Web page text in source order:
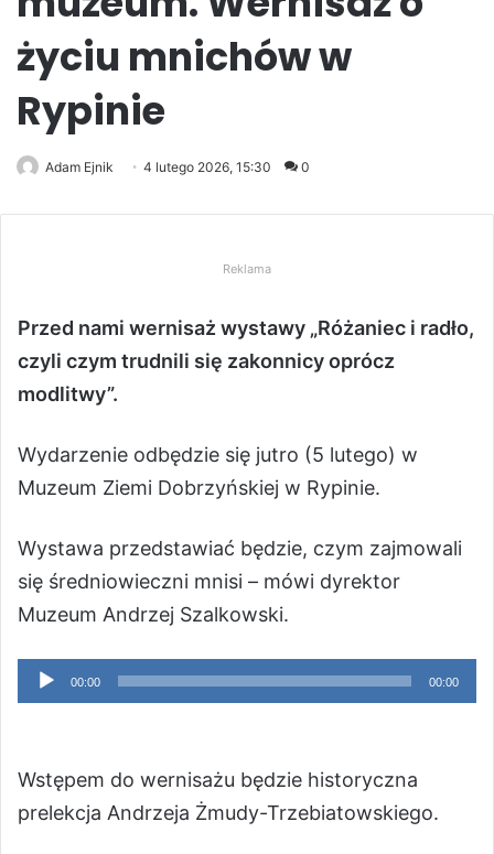
życiu mnichów w
Rypinie
Adam Ejnik 4 lutego 2026, 15:30 0
Reklama
Przed nami wernisaż wystawy „Różaniec i radło,
czyli czym trudnili się zakonnicy oprócz
modlitwy”.
Wydarzenie odbędzie się jutro (5 lutego) w
Muzeum Ziemi Dobrzyńskiej w Rypinie.
Wystawa przedstawiać będzie, czym zajmowali
się średniowieczni mnisi – mówi dyrektor
Muzeum Andrzej Szalkowski.
Odtwarzacz
plików
00:00 00:00
Wstępem do wernisażu będzie historyczna
prelekcja Andrzeja Żmudy-Trzebiatowskiego.